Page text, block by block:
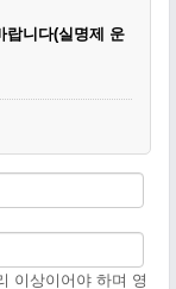
랍니다(실명제 운
신청을 부탁하
이상이어야 하며 영